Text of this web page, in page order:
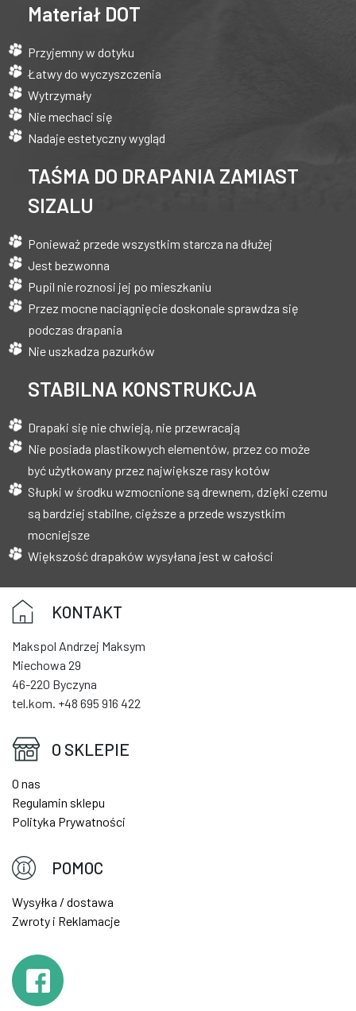
Materiał DOT
Przyjemny w dotyku
Łatwy do wyczyszczenia
Wytrzymały
Nie mechaci się
Nadaje estetyczny wygląd
TAŚMA DO DRAPANIA ZAMIAST
SIZALU
Ponieważ przede wszystkim starcza na dłużej
Jest bezwonna
Pupil nie roznosi jej po mieszkaniu
Przez mocne naciągnięcie doskonale sprawdza się
podczas drapania
Nie uszkadza pazurków
STABILNA KONSTRUKCJA
Drapaki się nie chwieją, nie przewracają
Nie posiada plastikowych elementów, przez co może
być użytkowany przez największe rasy kotów
Słupki w środku wzmocnione są drewnem, dzięki czemu
są bardziej stabilne, cięższe a przede wszystkim
mocniejsze
Większość drapaków wysyłana jest w całości
KONTAKT
Makspol Andrzej Maksym
Miechowa 29
46-220 Byczyna
tel.kom. +48 695 916 422
O SKLEPIE
O nas
Regulamin sklepu
Polityka Prywatności
POMOC
Wysyłka / dostawa
Zwroty i Reklamacje